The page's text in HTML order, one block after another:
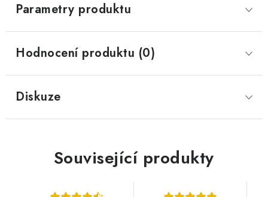
Parametry produktu
Hodnocení produktu (0)
Diskuze
Související produkty